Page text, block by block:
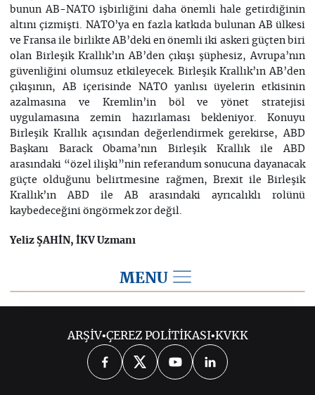
bunun AB-NATO işbirliğini daha önemli hale getirdiğinin
altını çizmişti. NATO’ya en fazla katkıda bulunan AB ülkesi
ve Fransa ile birlikte AB’deki en önemli iki askeri güçten biri
olan Birleşik Krallık’ın AB’den çıkışı şüphesiz, Avrupa’nın
güvenliğini olumsuz etkileyecek. Birleşik Krallık’ın AB’den
çıkışının, AB içerisinde NATO yanlısı üyelerin etkisinin
azalmasına ve Kremlin’in böl ve yönet stratejisi
uygulamasına zemin hazırlaması bekleniyor. Konuyu
Birleşik Krallık açısından değerlendirmek gerekirse, ABD
Başkanı Barack Obama’nın Birleşik Krallık ile ABD
arasındaki “özel ilişki”nin referandum sonucuna dayanacak
güçte olduğunu belirtmesine rağmen, Brexit ile Birleşik
Krallık’ın ABD ile AB arasındaki ayrıcalıklı rolünü
kaybedeceğini öngörmek zor değil.
Yeliz ŞAHİN, İKV Uzmanı
MENU
2026 2025 2024
ARŞİV•ÇEREZ POLİTİKASI•KVKK